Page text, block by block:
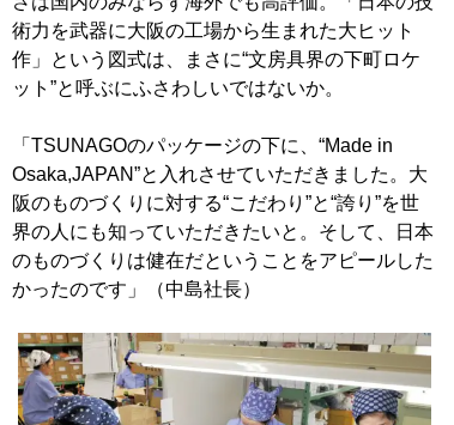
術力を武器に大阪の工場から生まれた大ヒット
作」という図式は、まさに“文房具界の下町ロケ
ット”と呼ぶにふさわしいではないか。
「TSUNAGOのパッケージの下に、“Made in
Osaka,JAPAN”と入れさせていただきました。大
阪のものづくりに対する“こだわり”と“誇り”を世
界の人にも知っていただきたいと。そして、日本
のものづくりは健在だということをアピールした
かったのです」（中島社長）